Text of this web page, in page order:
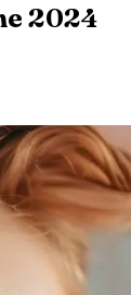
2024